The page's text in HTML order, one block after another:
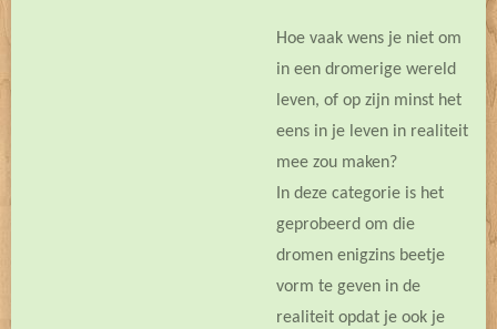
Hoe vaak wens je niet om
in een dromerige wereld
leven, of op zijn minst het
eens in je leven in realiteit
mee zou maken?
In deze categorie is het
geprobeerd om die
dromen enigzins beetje
vorm te geven in de
realiteit opdat je ook je